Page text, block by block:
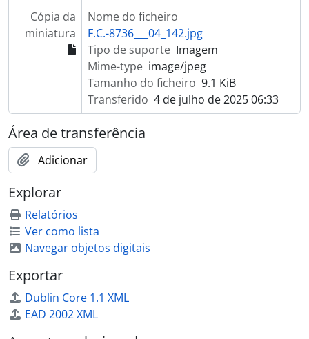
[Documento simples] Mindol
[Documento simples] Uniagri
[Documento simples] Retrato de grupo de operários fabris
[Documento simples] Bilha para transporte de leite
[Documento simples] Bilha para transporte de leite
[Documento simples] Carro alegórico - Martins & Rebello
[Documento simples] Máquina
[Documento simples] Tanque
[Documento simples] Ampliação da fábrica de lacticínios Martins & Rebello
[Documento simples] Sociedade Industrial do Vouga Lda.
[Documento simples] Bilha para transporte de leite
[Documento simples] Máquina para parafinar queijo
[Documento simples] Equipamento industrial
[Documento simples] Bilhas para transporte de leite da Quinta da Tapada
[Documento simples] Equipamento industrial
[Documento simples] Equipamento industrial
Cópia da
miniatura
Nome do ficheiro
F.C.-8736___04_142.jpg
Tipo de suporte Imagem
Mime-type image/jpeg
Tamanho do ficheiro 9.1 KiB
Transferido 4 de julho de 2025 06:33
Área de transferência
Adicionar
Explorar
Relatórios
Ver como lista
Navegar objetos digitais
Exportar
Dublin Core 1.1 XML
EAD 2002 XML